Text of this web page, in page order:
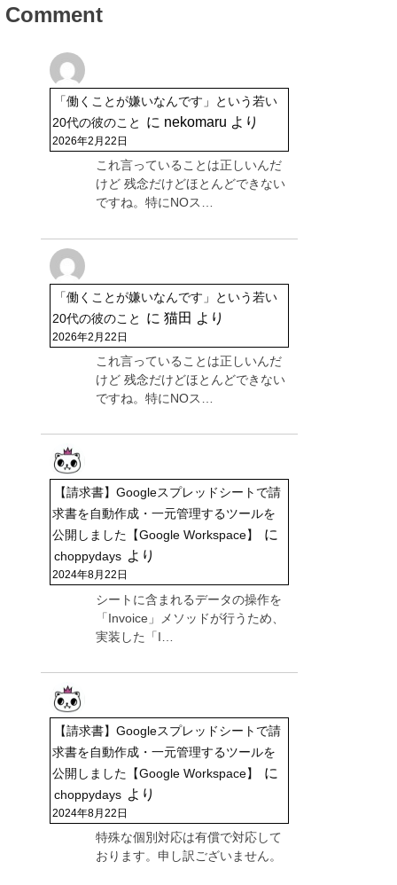
Comment
「働くことが嫌いなんです」という若い
20代の彼のこと
に nekomaru より
2026年2月22日
これ言っていることは正しいんだ
けど 残念だけどほとんどできない
ですね。特にNOス…
「働くことが嫌いなんです」という若い
20代の彼のこと
に 猫田 より
2026年2月22日
これ言っていることは正しいんだ
けど 残念だけどほとんどできない
ですね。特にNOス…
【請求書】Googleスプレッドシートで請
求書を自動作成・一元管理するツールを
公開しました【Google Workspace】
に
choppydays より
2024年8月22日
シートに含まれるデータの操作を
「Invoice」メソッドが行うため、
実装した「I…
【請求書】Googleスプレッドシートで請
求書を自動作成・一元管理するツールを
公開しました【Google Workspace】
に
choppydays より
2024年8月22日
特殊な個別対応は有償で対応して
おります。申し訳ございません。